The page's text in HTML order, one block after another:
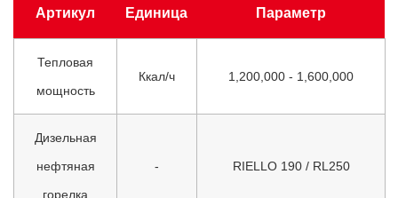
Артикул Единица Параметр
Тепловая
мощность
Ккал/ч 1,200,000 - 1,600,000
Дизельная
нефтяная
горелка
- RIELLO 190 / RL250